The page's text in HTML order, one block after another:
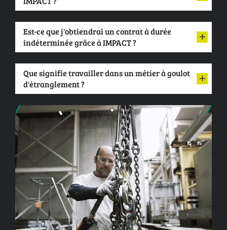
Est-ce que j'obtiendrai un contrat à durée
indéterminée grâce à IMPACT ?
Que signifie travailler dans un métier à goulot
d'étranglement ?